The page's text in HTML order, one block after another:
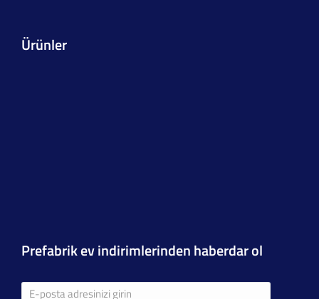
Ürünler
Prefabrik ev indirimlerinden haberdar ol